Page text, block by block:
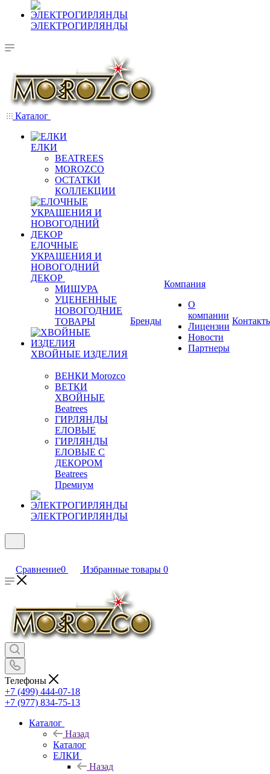
ЭЛЕКТРОГИРЛЯНДЫ
Каталог
ЕЛКИ
BEATREES
MOROZCO
ОСТАТКИ
КОЛЛЕКЦИИ
ЕЛОЧНЫЕ
УКРАШЕНИЯ И
НОВОГОДНИЙ
ДЕКОР
МИШУРА
УЦЕНЕННЫЕ
НОВОГОДНИЕ
ТОВАРЫ
ХВОЙНЫЕ ИЗДЕЛИЯ
ВЕНКИ Morozco
ВЕТКИ
ХВОЙНЫЕ
Beatrees
ГИРЛЯНДЫ
ЕЛОВЫЕ
ГИРЛЯНДЫ
ЕЛОВЫЕ С
ДЕКОРОМ
Beatrees
Премиум
ЭЛЕКТРОГИРЛЯНДЫ
Бренды
Компания
О
компании
Лицензии
Новости
Партнеры
Сравнение0 Избранные товары 0
Телефоны
+7 (499) 444-07-18
+7 (977) 834-75-13
Каталог
Назад
Каталог
ЕЛКИ
Назад